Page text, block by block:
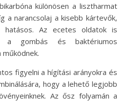
különösen a lisztharmat
a narancsolaj a kisebb kártevők,
Az ecetes oldatok is
a gombás és baktériumos
figyelni a hígítási arányokra és
hogy a lehető legjobb
Az ősz folyamán a